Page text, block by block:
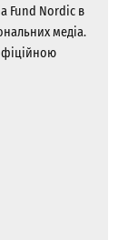
Fund Nordic в
медіа.